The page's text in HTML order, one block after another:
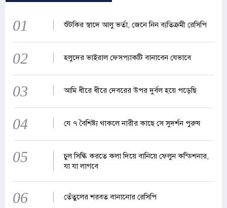
01 শুঁটকির স্বাদে আলু ভর্তা, জেনে নিন ব্যতিক্রমী রেসিপি
02 হলুদের ভাইরাল ফেসপ্যাকটি বানাবেন যেভাবে
03 আমি ধীরে ধীরে দেবরের উপর দুর্বল হয়ে পড়েছি
04 যে ৭ বৈশিষ্ট্য থাকলে নারীর কাছে সে সুদর্শন পুরুষ
05
চুল সিল্কি করতে কলা দিয়ে বানিয়ে ফেলুন কন্ডিশনার,
যা যা লাগবে
06 তেঁতুলের শরবত বানানোর রেসিপি